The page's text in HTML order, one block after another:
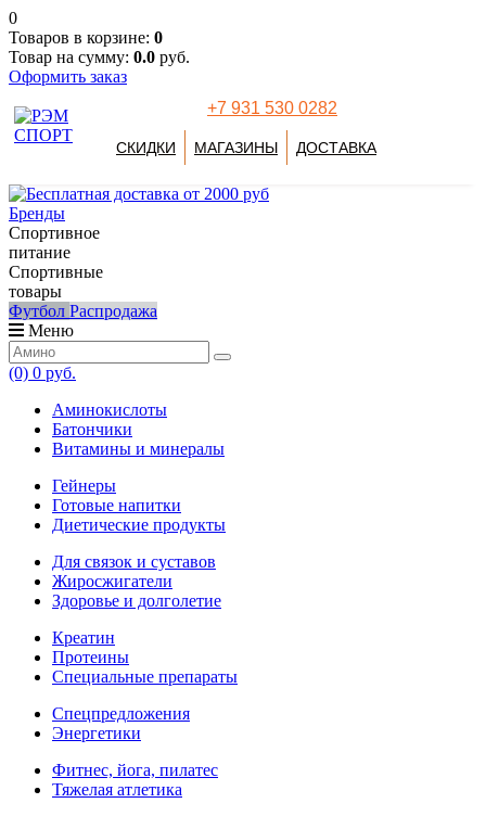
0
Товаров в корзине: 0
Товар на сумму: 0.0 руб.
Оформить заказ
+7 931 530 0282
СКИДКИ МАГАЗИНЫ ДОСТАВКА
Бренды
Спортивное
питание
Спортивные
товары
Футбол Распродажа
Меню
(0) 0 руб.
Аминокислоты
Батончики
Витамины и минералы
Гейнеры
Готовые напитки
Диетические продукты
Для связок и суставов
Жиросжигатели
Здоровье и долголетие
Креатин
Протеины
Специальные препараты
Спецпредложения
Энергетики
Фитнес, йога, пилатес
Тяжелая атлетика